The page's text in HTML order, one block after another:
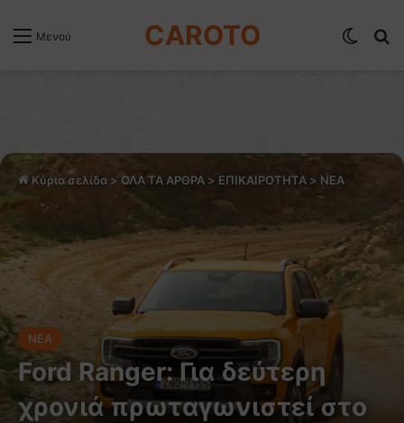
Μενού CAROTO
Κύρια σελίδα > ΟΛΑ ΤΑ ΑΡΘΡΑ > ΕΠΙΚΑΙΡΟΤΗΤΑ > NEA
NEA
Ford Ranger: Για δεύτερη
χρονιά πρωταγωνιστεί στο